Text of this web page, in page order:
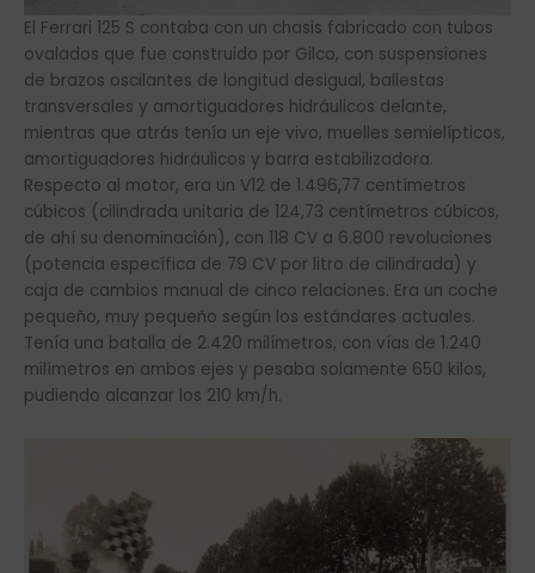
El Ferrari 125 S contaba con un chasis fabricado con tubos
ovalados que fue construido por Gilco, con suspensiones
de brazos oscilantes de longitud desigual, ballestas
transversales y amortiguadores hidráulicos delante,
mientras que atrás tenía un eje vivo, muelles semielípticos,
amortiguadores hidráulicos y barra estabilizadora.
Respecto al motor, era un V12 de 1.496,77 centímetros
cúbicos (cilindrada unitaria de 124,73 centímetros cúbicos,
de ahí su denominación), con 118 CV a 6.800 revoluciones
(potencia específica de 79 CV por litro de cilindrada) y
caja de cambios manual de cinco relaciones. Era un coche
pequeño, muy pequeño según los estándares actuales.
Tenía una batalla de 2.420 milímetros, con vías de 1.240
milímetros en ambos ejes y pesaba solamente 650 kilos,
pudiendo alcanzar los 210 km/h.